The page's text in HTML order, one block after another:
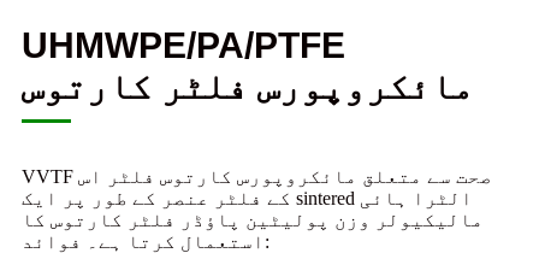
UHMWPE/PA/PTFE
مائکروپورس فلٹر کارتوس
VVTF صحت سے متعلق مائکروپورس کارتوس فلٹر اس
کے فلٹر عنصر کے طور پر ایک sintered الٹرا ہائی
مالیکیولر وزن پولیٹین پاؤڈر فلٹر کارتوس کا
استعمال کرتا ہے۔ فوائد: